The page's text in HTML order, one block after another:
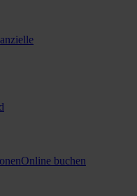
Online buchen